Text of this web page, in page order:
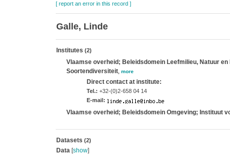
[ report an error in this record ]
Galle, Linde
Institutes (2)
Vlaamse overheid; Beleidsdomein Leefmilieu, Natuur
Soortendiversiteit, more
Direct contact at institute:
Tel.: +32-(0)2-658 04 14
E-mail:
Vlaamse overheid; Beleidsdomein Omgeving; Instituut
Datasets (2)
Data[show]